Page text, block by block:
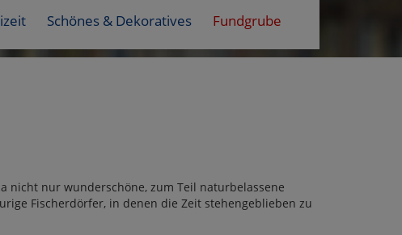
Schönes & Dekoratives Fundgrube
nicht nur wunderschöne, zum Teil naturbelassene
Fischerdörfer, in denen die Zeit stehengeblieben zu